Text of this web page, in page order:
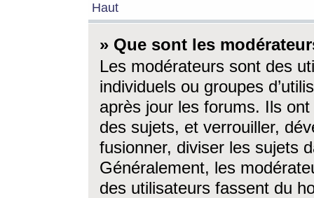
Haut
» Que sont les
Les modérateurs sont des
individuels ou groupes
après jour les forums. Ils ont
des sujets, et verrouiller,
fusionner, diviser les sujets
Généralement, les
des utilisateurs fassent du